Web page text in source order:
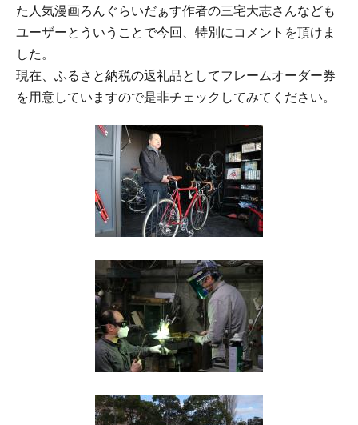
た人気漫画ろんぐらいだぁす作者の三宅大志さんなども
ユーザーとういうことで今回、特別にコメントを頂けま
した。
現在、ふるさと納税の返礼品としてフレームオーダー券
を用意していますので是非チェックしてみてください。